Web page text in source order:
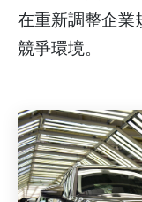
在重新調整企業
競爭環境。